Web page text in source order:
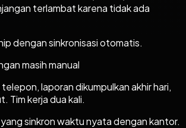
terlambat karena tidak ada
dengan sinkronisasi otomatis.
masih manual
laporan dikumpulkan akhir hari,
Tim kerja dua kali.
sinkron waktu nyata dengan kantor.